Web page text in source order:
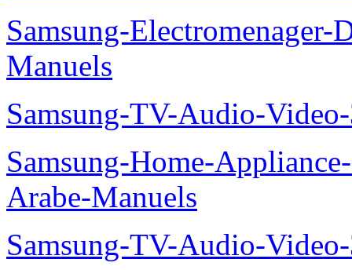
Samsung-
Manuels
Samsung-TV-Audio-
Samsung-Home-
Arabe-Manuels
Samsung-TV-Audio-